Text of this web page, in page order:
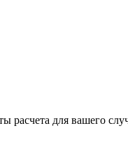
для вашего